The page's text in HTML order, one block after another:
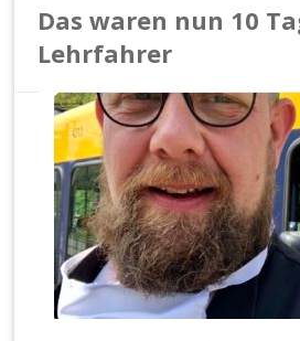
Das waren nun 10
Lehrfahrer